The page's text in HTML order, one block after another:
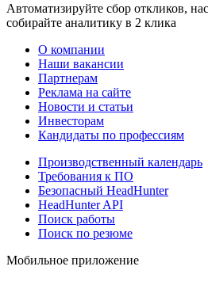
Автоматизируйте сбор откликов,
собирайте аналитику в 2 клика
О компании
Наши вакансии
Партнерам
Реклама на сайте
Новости и статьи
Инвесторам
Кандидаты по профессиям
Производственный календарь
Требования к ПО
Безопасный HeadHunter
HeadHunter API
Поиск работы
Поиск по резюме
Мобильное приложение